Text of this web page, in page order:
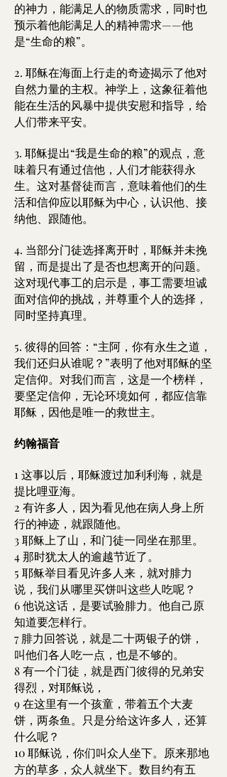
的神力，能满足人的物质需求，同时也
预示着他能满足人的精神需求——他
是“生命的粮”。
2. 耶稣在海面上行走的奇迹揭示了他对
自然力量的主权。神学上，这象征着他
能在生活的风暴中提供安慰和指导，给
人们带来平安。
3. 耶稣提出“我是生命的粮”的观点，意
味着只有通过信他，人们才能获得永
生。这对基督徒而言，意味着他们的生
活和信仰应以耶稣为中心，认识他、接
纳他、跟随他。
4. 当部分门徒选择离开时，耶稣并未挽
留，而是提出了是否也想离开的问题。
这对现代事工的启示是，事工需要坦诚
面对信仰的挑战，并尊重个人的选择，
同时坚持真理。
5. 彼得的回答：“主阿，你有永生之道，
我们还归从谁呢？”表明了他对耶稣的坚
定信仰。对我们而言，这是一个榜样，
要坚定信仰，无论环境如何，都应信靠
耶稣，因他是唯一的救世主。
约翰福音
1 这事以后，耶稣渡过加利利海，就是
提比哩亚海。
2 有许多人，因为看见他在病人身上所
行的神迹，就跟随他。
3 耶稣上了山，和门徒一同坐在那里。
4 那时犹太人的逾越节近了。
5 耶稣举目看见许多人来，就对腓力
说，我们从哪里买饼叫这些人吃呢？
6 他说这话，是要试验腓力。他自己原
知道要怎样行。
7 腓力回答说，就是二十两银子的饼，
叫他们各人吃一点，也是不够的。
8 有一个门徒，就是西门彼得的兄弟安
得烈，对耶稣说，
9 在这里有一个孩童，带着五个大麦
饼，两条鱼。只是分给这许多人，还算
什么呢？
10 耶稣说，你们叫众人坐下。原来那地
方的草多，众人就坐下。数目约有五